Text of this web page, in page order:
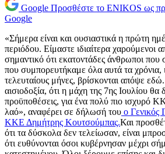
Google Προσθέστε το ENIKOS ως
Google
«Σήμερα είναι και ουσιαστικά η πρώτη
περιόδου. Είμαστε ιδιαίτερα χαρούμενοι
σημαντικό ότι εκατοντάδες άνθρωποι
που συμπορευτήκαμε όλα αυτά τα χρόνια,
τελευταίους μήνες, βρίσκονται απόψε
αισιοδοξία, ότι η μάχη της 7ης Ιουλίου θα
προϋποθέσεις, για ένα πολύ πιο ισχυρό
λαό», αναφέρει σε δήλωσή του ο Γενικός
ΚΚΕ Δημήτρης Κουτσούμπας.Και
ότι τα δύσκολα δεν τελείωσαν, είναι
ότι ευθύνονται όσοι κυβέρνησαν μέχρι